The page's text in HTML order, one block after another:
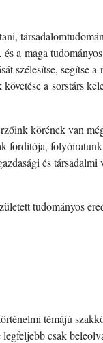
a maga
szélesítse, segítse a
a sorstárs
körének van
fordítója,
és
tudományos
témájú
csak